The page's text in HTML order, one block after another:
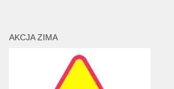
AKCJA ZIMA